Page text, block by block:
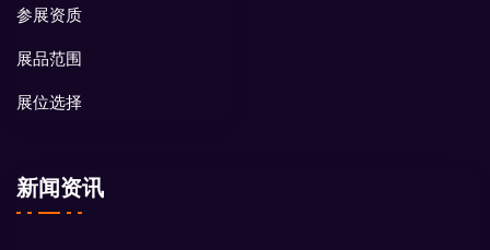
参展资质
展品范围
展位选择
新闻资讯